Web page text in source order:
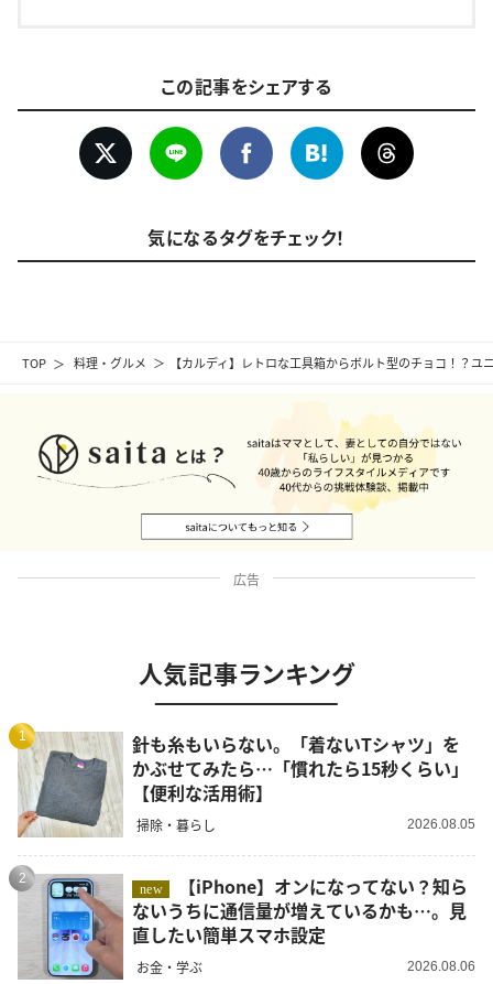
TOP 料理・グルメ 【カルディ】レトロな工具箱からボルト型のチョコ！？
この記事をシェアする
気になるタグをチェック！
広告
人気記事ランキング
1
針も糸もいらない。「着ないTシャツ」を
かぶせてみたら…「慣れたら15秒くらい」
【便利な活用術】
掃除・暮らし 2026.08.05
2
new
ないうちに通信量が増えているかも…。見
直したい簡単スマホ設定
お金・学ぶ 2026.08.06